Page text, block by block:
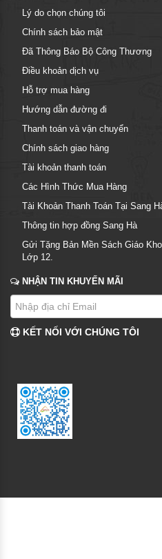
Lý do chọn chúng tôi
Chính sách bảo mật
Đã Thông Báo Bộ Công Thương
Điều khoản dịch vụ
Hỗ trợ mua hàng
Hướng dẫn đường đi
Thanh toán và vận chuyển
Chính sách giao hàng
Tài khoản thanh toán
Các Hình Thức Mua Hàng
Tài Khoản Thanh Toán Tại Sang
Thông tin hợp đồng Sang Hà
Gửi Tặng Bản Mền Sách Giáo
Lớp 12.
NHẬN TIN KHUYẾN MÃI
KẾT NỐI VỚI CHÚNG TÔI